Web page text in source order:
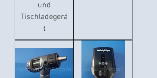
und
Tischladegerä
t